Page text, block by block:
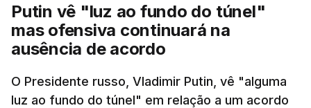
Putin vê "luz ao fundo do túnel"
mas ofensiva continuará na
ausência de acordo
O Presidente russo, Vladimir Putin, vê "alguma
luz ao fundo do túnel" em relação a um acordo